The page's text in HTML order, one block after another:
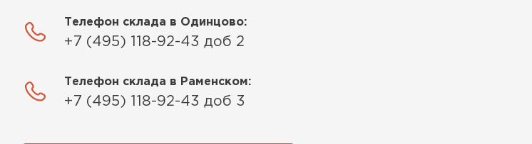
Телефон склада в Одинцово:
+7 (495) 118-92-43 доб 2
Телефон склада в Раменском:
+7 (495) 118-92-43 доб 3